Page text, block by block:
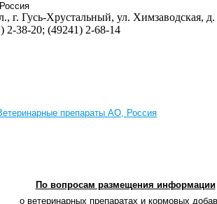
г. Гусь-Хрустальный, ул. Химзаводская, д.
2-38-20; (49241) 2-68-14
препараты АО, Россия
По вопросам размещения информации
о ветеринарных препаратах и кормовых